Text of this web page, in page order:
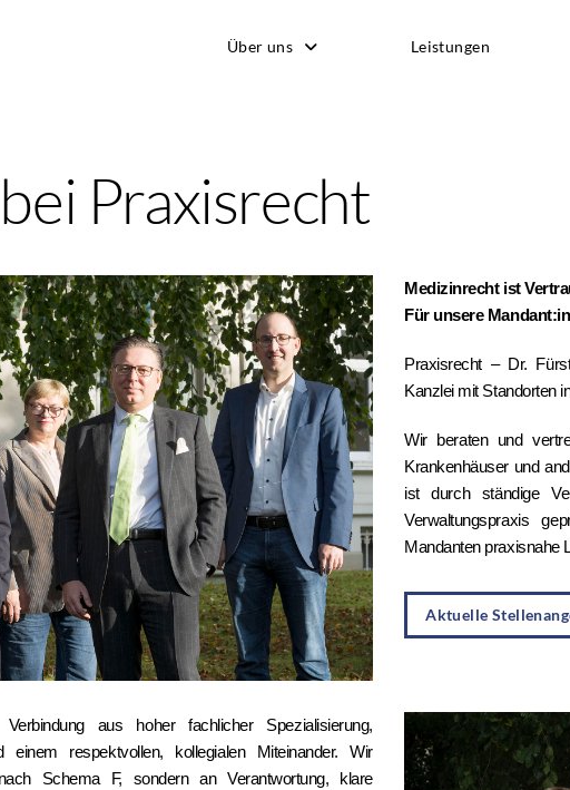
Über uns Leistungen
bei Praxisrecht
Medizinrecht ist
Für unsere
Praxisrecht – Dr.
Kanzlei mit Standorten
Wir beraten und
Krankenhäuser und
ist durch ständige
Verwaltungspraxis
Mandanten praxisnahe
Aktuelle
aus hoher fachlicher Spezialisierung,
einem respektvollen, kollegialen Miteinander. Wir
Schema F, sondern an Verantwortung, klare